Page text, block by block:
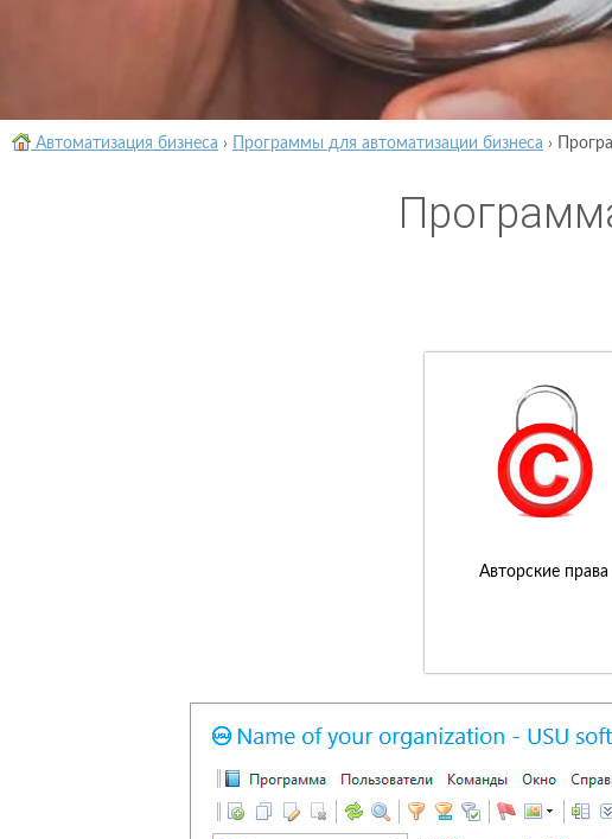
Автоматизация бизнеса › Программы для автоматизации бизнеса ›
Авторские права